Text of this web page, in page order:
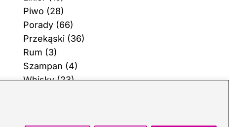
Piwo (28)
Porady(66)
Przekąski(36)
Rum (3)
Szampan (4)
Whisky(23)